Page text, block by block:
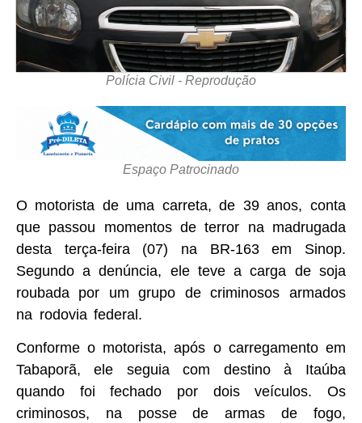
Polícia Civil - Reprodução
Espaço Patrocinado
O motorista de uma carreta, de 39 anos, conta
que passou momentos de terror na madrugada
desta terça-feira (07) na BR-163 em Sinop.
Segundo a denúncia, ele teve a carga de soja
roubada por um grupo de criminosos armados
na rodovia federal.
Conforme o motorista, após o carregamento em
Tabaporã, ele seguia com destino à Itaúba
quando foi fechado por dois veículos. Os
criminosos, na posse de armas de fogo,